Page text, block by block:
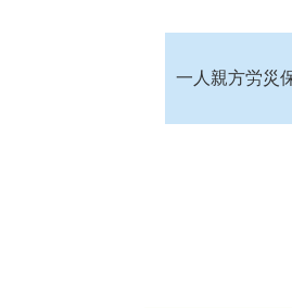
一人親方労災